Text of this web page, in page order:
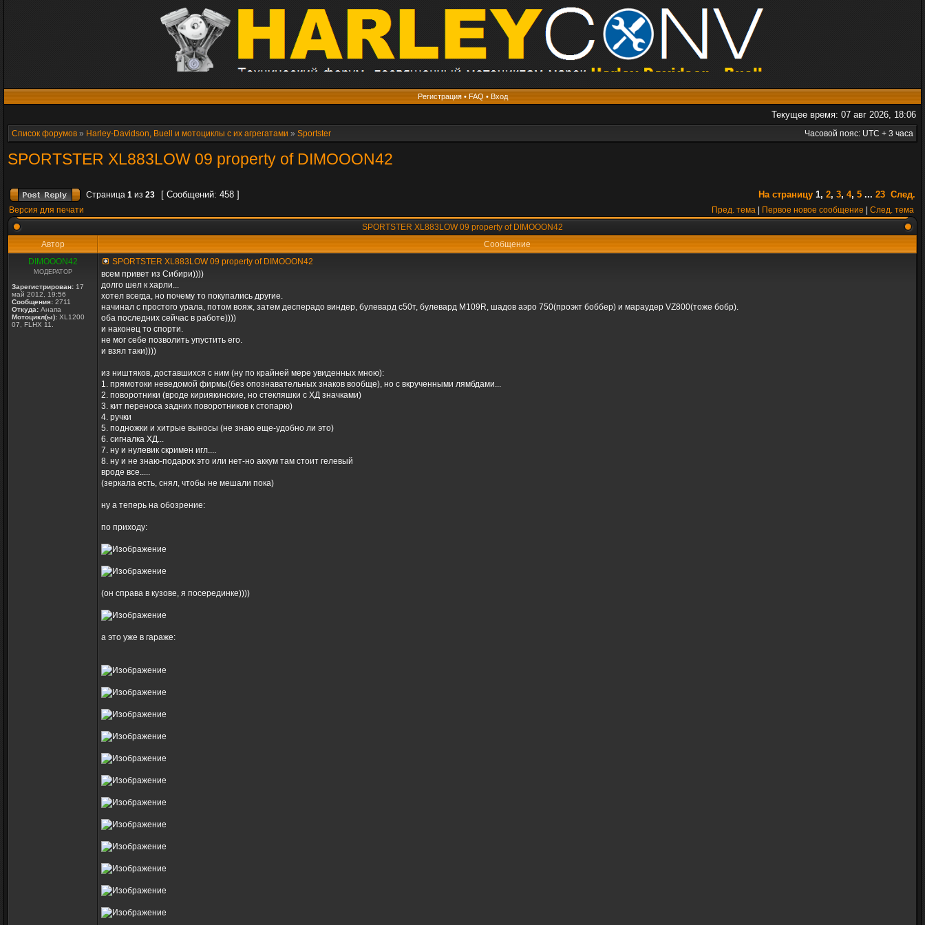
Регистрация• FAQ • Вход
Текущее время: 07 авг 2026, 18:06
Список форумов » Harley-Davidson, Buell и мотоциклы с их агрегатами » Sportster Часовой пояс: UTC + 3 часа
SPORTSTER XL883LOW 09 property of DIMOOON42
Страница 1 из 23 [ Сообщений: 458 ] На страницу 1, 2, 3, 4, 5 ... 23 След.
Версия для печати Пред. тема Первое новое сообщение
След. тема
SPORTSTER XL883LOW 09 property of DIMOOON42
Автор
Сообщение
DIMOOON42
МОДЕРАТОР
Зарегистрирован: 17
май 2012, 19:56
Сообщения: 2711
Откуда: Анапа
Мотоцикл(ы): XL1200
07, FLHX 11.
SPORTSTER XL883LOW 09 property of DIMOOON42
всем привет из Сибири))))
долго шел к харли...
хотел всегда, но почему то покупались другие.
начинал с простого урала, потом вояж, затем десперадо виндер, булевард с50т, булевард M109R, шадов аэро 750(проэкт боббер) и мараудер VZ800(тоже бобр).
оба последних сейчас в работе))))
и наконец то спорти.
не мог себе позволить упустить его.
и взял таки))))
из ништяков, доставшихся с ним (ну по крайней мере увиденных мною):
1. прямотоки неведомой фирмы(без опознавательных знаков вообще), но с вкрученными лямбдами...
2. поворотники (вроде кириякинские, но стекляшки с ХД значками)
3. кит переноса задних поворотников к стопарю)
4. ручки
5. подножки и хитрые выносы (не знаю еще-удобно ли это)
6. сигналка ХД...
7. ну и нулевик скримен игл....
8. ну и не знаю-подарок это или нет-но аккум там стоит гелевый
вроде все.....
(зеркала есть, снял, чтобы не мешали пока)
ну а теперь на обозрение:
по приходу:
(он справа в кузове, я посерединке))))
а это уже в гараже: